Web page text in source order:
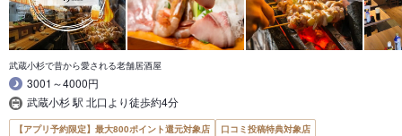
武蔵小杉で昔から愛される老舗居酒屋
3001～4000円
武蔵小杉 駅 北口より徒歩約4分
【アプリ予約限定】最大800ポイント還元対象店
口コミ投稿特典対象店